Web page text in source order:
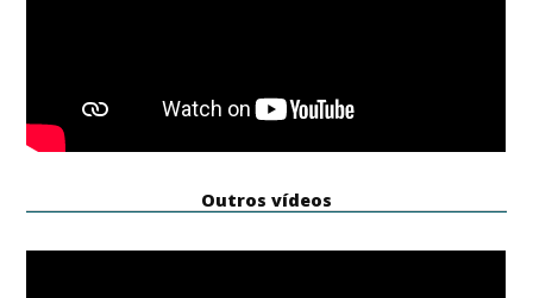
Outros vídeos